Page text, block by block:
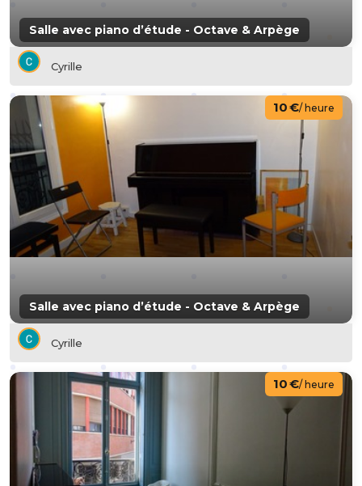
Salle avec piano d’étude - Octave & Arpège
Cyrille
Salle avec piano d’étude - Octave & Arpège
10 €/ heure
Cyrille
10 €/ heure